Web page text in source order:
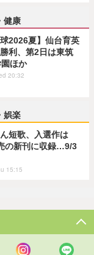
健康
球2026夏】仙台育英
利、第2日は東筑
ほか
20:32
娯楽
短歌、入選作は
の新刊に収録…9/3
15:15